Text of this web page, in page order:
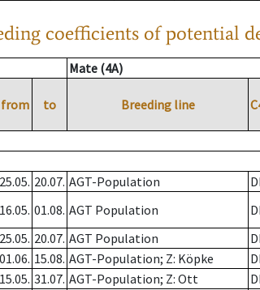
coefficients of potential
Mate (4A)
from to Breeding line
25.05. 20.07. AGT-Population
16.05. 01.08. AGT Population
25.05. 20.07. AGT Population
01.06. 15.08. AGT-Population; Z: Köpke
15.05. 31.07. AGT-Population; Z: Ott